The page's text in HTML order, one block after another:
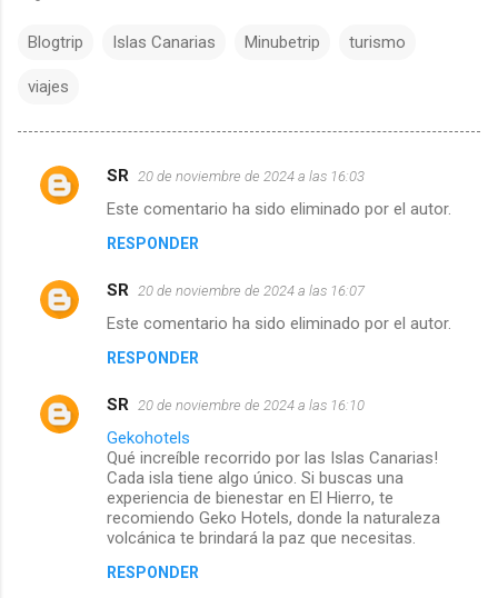
Blogtrip Islas Canarias Minubetrip turismo
viajes
C
m
t
SR 20 de noviembre de 2024 a las 16:03
Este comentario ha sido eliminado por el autor.
RESPONDER
SR 20 de noviembre de 2024 a las 16:07
Este comentario ha sido eliminado por el autor.
RESPONDER
SR 20 de noviembre de 2024 a las 16:10
Gekohotels
Qué increíble recorrido por las Islas Canarias!
Cada isla tiene algo único. Si buscas una
experiencia de bienestar en El Hierro, te
recomiendo Geko Hotels, donde la naturaleza
volcánica te brindará la paz que necesitas.
RESPONDER